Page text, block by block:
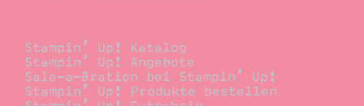
Stampin’ Up! Katalog
Stampin’ Up! Angebote
Sale-a-Bration bei Stampin’ Up!
Stampin’ Up! Produkte bestellen